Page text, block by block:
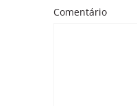
Comentário